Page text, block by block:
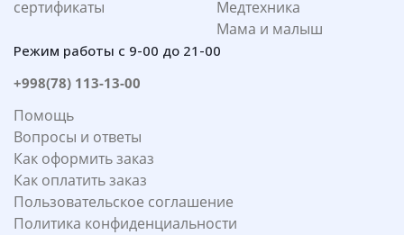
сертификаты
Медтехника
Мама и малыш
Режим работы с 9-00 до 21-00
+998(78) 113-13-00
Помощь
Вопросы и ответы
Как оформить заказ
Как оплатить заказ
Пользовательское соглашение
Политика конфиденциальности